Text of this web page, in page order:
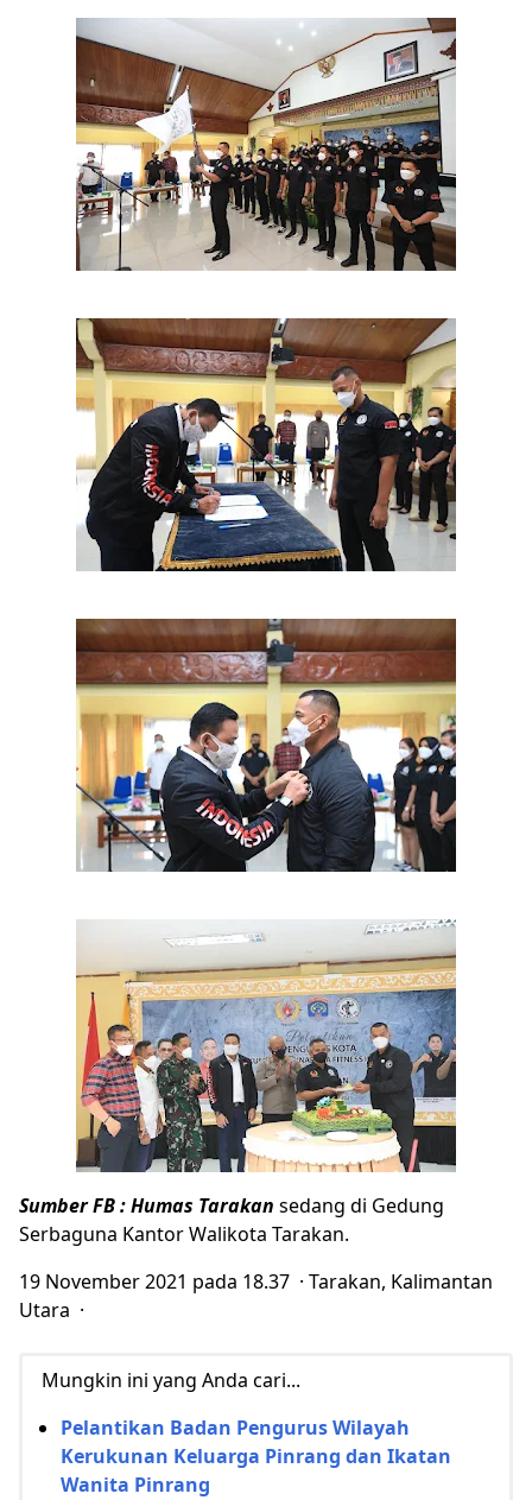
Sumber FB : Humas Tarakan sedang di Gedung
Serbaguna Kantor Walikota Tarakan.
19 November 2021 pada 18.37 · Tarakan, Kalimantan
Utara ·
Mungkin ini yang Anda cari...
Pelantikan Badan Pengurus Wilayah
Kerukunan Keluarga Pinrang dan Ikatan
Wanita Pinrang